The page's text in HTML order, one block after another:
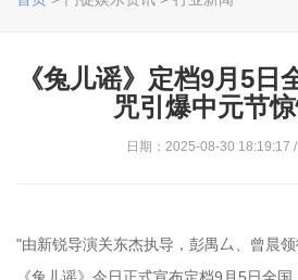
《兔儿谣》定档9月5日
咒引爆中元节
日期：2025-08-30 18:19:17
"由新锐导演关东杰执导，彭禺厶、曾晨